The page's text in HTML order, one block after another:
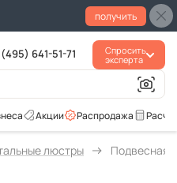
получить
641-51-71
Спросить
эксперта
Распродажа
Акции
люстры Подвесная